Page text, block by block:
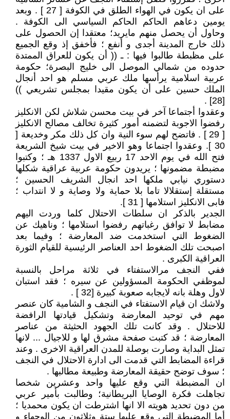
على ان يكون في الهواء الطلق في الكوفة [ 27 ] . وبعد
يومين دعاهم الحاكم الحاكم السياسي الى الكوفة .
وحاول أن يحصل منهم مايريد؛ معتقدا إن الحصول على
ذلك خارج المدينة أجدى و أنفع ؛ فأخفق إذ وقع الجميع
على مظبطة طالبوا فيها : ـ (( أن يكون للعراق الممتدة
حدوده من شمالي الموصل الى خليج البصرة؛ حكومة
عربية اسلامية يرأسها ملك عربي مسلم هو احد أنجال
الملك حسين على أن يكون مقيدا بمجلس تشريعي ))
[28] .
وعقدوا أجتماعا آخر في بيت محسن شلاش لكن الانكليز
رفضوا الاجوبة لتضمنه أمور كثيرة تخالف مصالح الانكليز
[ 29 ] . فاتضح لهم سوء النية وان كل ذلك مكر وخديعة [
30 ]. وعقدوا اجتماعا وهو الاخير في بيت شيخ الشريعة
فتح الله في يوم الاحد 17 ربيع الاول 1337 هـ ؛ وكتبوا
مضبطة مضمونها ؛ يريدون حكومة عربية عراقية شكلها
دستوري نيابي ملكها احد انجال الشريف الحسين ؛
مستقلة إستقلالا تاما بلا حماية ولا وصاية و لا انتداب ؛
فابى الانكليز استلامها [ 31 ].
الجدير بالذكر ان سلطات الاحتلال كلما وردت اليهم
مضابط لا توافق رغباتهم رفضوا استلامها ؛ وناهيك عن
الضغوط التي استخدمت ضد المعارضة ؛ وفيما بعد
اصبحت تلك الضغوط احد العناصر الرئيسية للقيام الثورة
العراقية الكبرى .
ففي النجف مرالاستفتاء في ثلاثة مراحل بالنسبة
لموظفي الحكومة المسؤولين عن سيره ؛ فقد استبان
لاول وهلة بانه لايجابه صعوبة كبيرة [32 ] .
ولاشك ان قيام الاستفتاء في النجف و الشامية كان عنصر
مهم في توحيد المعارضة وتشكيل قيادتها الرافضة
للاحتلال . وقد كانت تلك الجهود الحثيثة من عناصر
المعارضة ؛ قد كتبت صفحة مشرق لها و للاجيال ... لانها
تمثل البداية وصارت بوصلة للمدن العراقية الاخرى . وعند
قراءة المضابط التي قدمت الى ادارة الاحتلال في النجف
؛ سوف توضح حقيقة المعارضة وطبيعة مطالبها .
ان المضبطة التي وقع عليها واحد وعشرين شخصا
تجاهلت فكرة الوصايا البريطانية؛ وطالبت بأمير عربي
من دون تحديد هويته الا انها اشترطت ان يكون محمديا ؛
أما المضبطة التي وقع عليها ستة وثلاثون من الوجهاء و